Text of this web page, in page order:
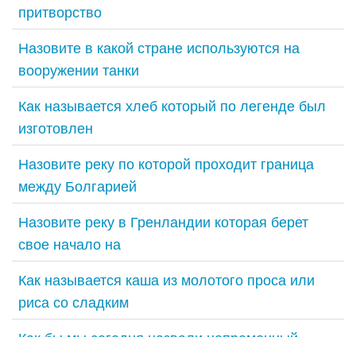
притворство
Назовите в какой стране используются на
вооружении танки
Как называется хлеб который по легенде был
изготовлен
Назовите реку по которой проходит граница
между Болгарией
Назовите реку в Гренландии которая берет
свое начало на
Как называется каша из молотого проса или
риса со сладким